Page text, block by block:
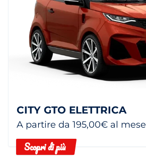
CITY GTO ELETTRICA
A partire da 195,00€ al mese
Scopri di più